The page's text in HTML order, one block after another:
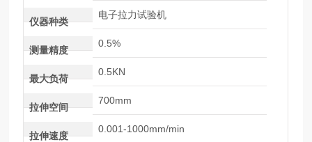
仪器种类
电子拉力试验机
测量精度
0.5%
最大负荷
0.5KN
拉伸空间
700mm
拉伸速度
0.001-1000mm/min